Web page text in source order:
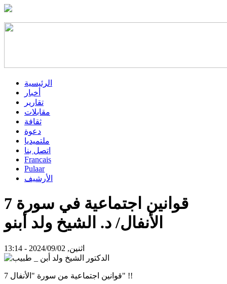
الرئيسية
أخبار
تقارير
مقابلات
ثقافة
دعوة
ملتميديا
اتصل بنا
Francais
Pulaar
الأرشيف
7 قوانين اجتماعية في سورة
الأنفال/ د. الشيخ ولد أبنو
اثنين, 2024/09/02 - 13:14
7 قوانين اجتماعية من سورة "الأنفال" !!